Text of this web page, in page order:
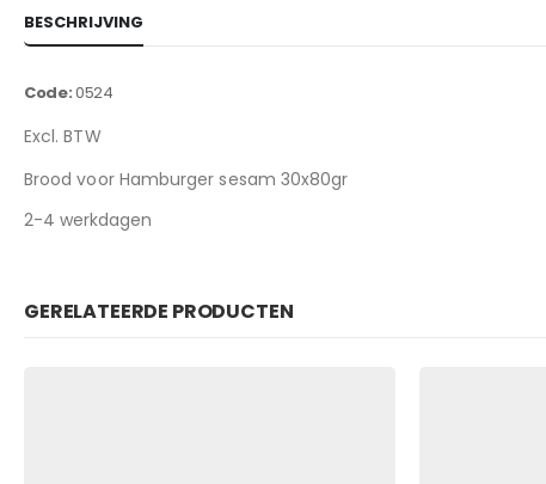
BESCHRIJVING
Code:0524
Excl. BTW
Brood voor Hamburger sesam 30x80gr
2-4 werkdagen
GERELATEERDE PRODUCTEN